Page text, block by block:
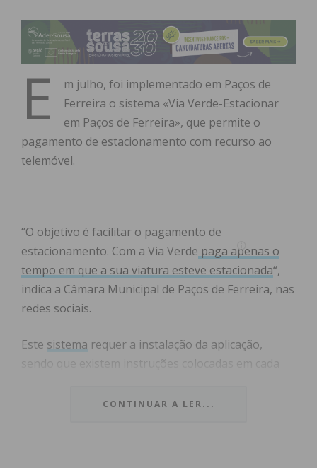
E
m julho, foi implementado em Paços de
Ferreira o sistema «Via Verde-Estacionar
em Paços de Ferreira», que permite o
pagamento de estacionamento com recurso ao
telemóvel.
“O objetivo é facilitar o pagamento de
estacionamento. Com a Via Verde paga apenas o
tempo em que a sua viatura esteve estacionada“,
indica a Câmara Municipal de Paços de Ferreira, nas
redes sociais.
Este sistema requer a instalação da aplicação,
sendo que existem instruções colocadas em cada
CONTINUAR A LER...